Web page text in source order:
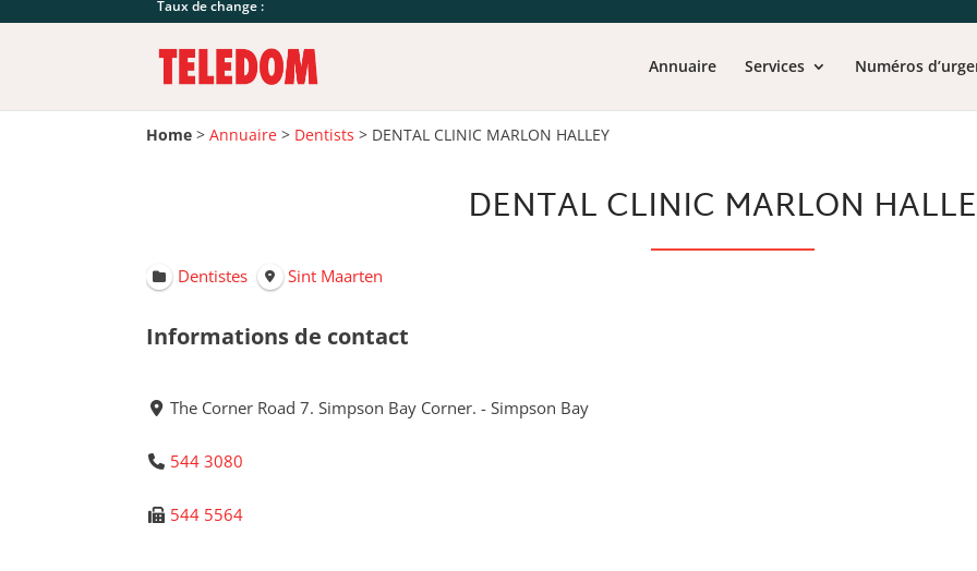
Taux de change :
Annuaire Services Numéros
Home >Annuaire > Dentists > DENTAL CLINIC MARLON HALLEY
DENTAL CLINIC MARLON
Dentistes Sint Maarten
Informations de contact
The Corner Road 7. Simpson Bay Corner. - Simpson Bay
544 3080
544 5564